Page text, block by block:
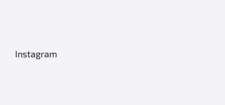
Instagram